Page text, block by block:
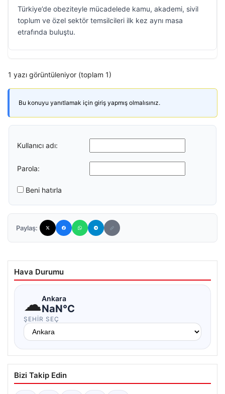
Türkiye’de obeziteyle mücadelede kamu, akademi, sivil
toplum ve özel sektör temsilcileri ilk kez aynı masa
etrafında buluştu.
1 yazı görüntüleniyor (toplam 1)
Bu konuyu yanıtlamak için giriş yapmış olmalısınız.
Kullanıcı adı:
Parola:
Beni hatırla
Paylaş:
Hava Durumu
☁Ankara
NaN°C
ŞEHIR SEÇ
Bizi Takip Edin